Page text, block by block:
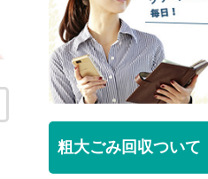
粗大ごみ回収ついて